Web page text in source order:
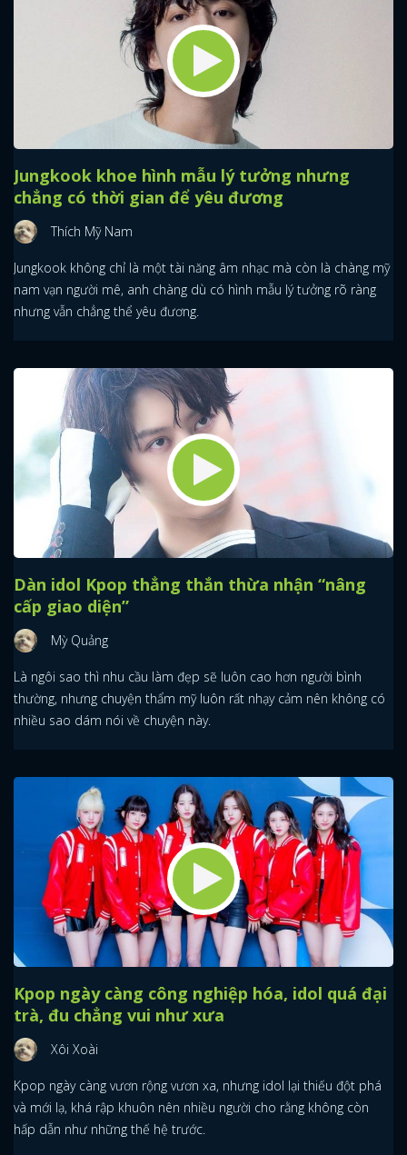
Jungkook khoe hình mẫu lý tưởng nhưng
chẳng có thời gian để yêu đương
Thích Mỹ Nam
Jungkook không chỉ là một tài năng âm nhạc mà còn là chàng mỹ
nam vạn người mê, anh chàng dù có hình mẫu lý tưởng rõ ràng
nhưng vẫn chẳng thể yêu đương.
Dàn idol Kpop thẳng thắn thừa nhận “nâng
cấp giao diện”
Mỳ Quảng
Là ngôi sao thì nhu cầu làm đẹp sẽ luôn cao hơn người bình
thường, nhưng chuyện thẩm mỹ luôn rất nhạy cảm nên không có
nhiều sao dám nói về chuyện này.
Kpop ngày càng công nghiệp hóa, idol quá đại
trà, đu chẳng vui như xưa
Xôi Xoài
Kpop ngày càng vươn rộng vươn xa, nhưng idol lại thiếu đột phá
và mới lạ, khá rập khuôn nên nhiều người cho rằng không còn
hấp dẫn như những thế hệ trước.